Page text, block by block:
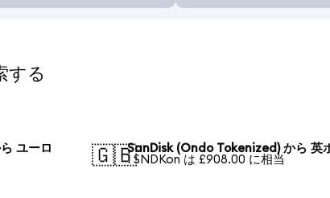
る
ユーロ
🇬🇧SanDisk (Ondo Tokenized) から 英
1 SNDKon は £908.00 に相当